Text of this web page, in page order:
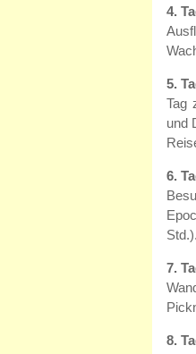
4.
5.
Tag
und
6.
Std.).
7.
8.